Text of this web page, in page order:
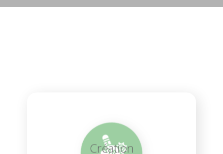
Animés par nos âmes d’enfants, nous
concevons quotidiennement pour nos clients
des aires de jeux sur-mesure